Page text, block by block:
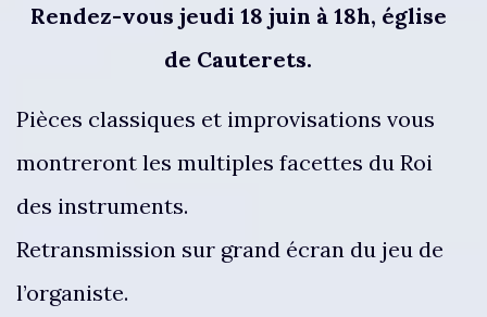
Rendez-vous jeudi 18 juin à 18h, église
de Cauterets.
Pièces classiques et improvisations vous
montreront les multiples facettes du Roi
des instruments.
Retransmission sur grand écran du jeu de
l’organiste.